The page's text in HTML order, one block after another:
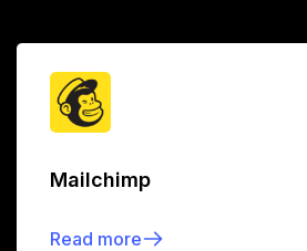
Mailchimp
Read more